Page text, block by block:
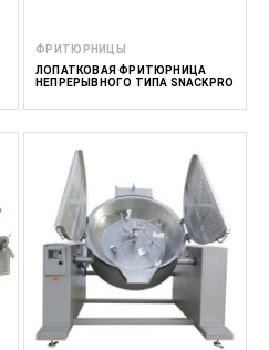
ФРИТЮРНИЦЫ
ЛОПАТКОВАЯ ФРИТЮРНИЦА
НЕПРЕРЫВНОГО ТИПА SNACKPRO